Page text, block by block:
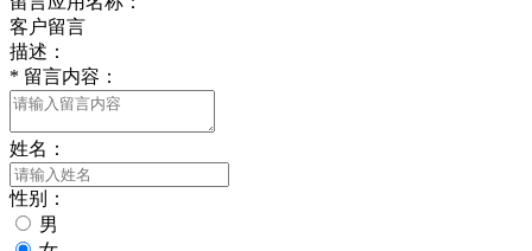
客户留言
描述：
* 留言内容：
姓名：
性别：
男